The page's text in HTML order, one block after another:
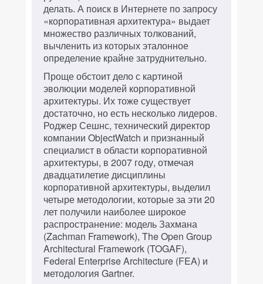
делать. А поиск в Интернете по запросу
«корпоративная архитектура» выдает
множество различных толкований,
вычленить из которых эталонное
определение крайне затруднительно.
Проще обстоит дело с картиной
эволюции моделей корпоративной
архитектуры. Их тоже существует
достаточно, но есть несколько лидеров.
Роджер Сешнс, технический директор
компании ObjectWatch и признанный
специалист в области корпоративной
архитектуры, в 2007 году, отмечая
двадцатилетие дисциплины
корпоративной архитектуры, выделил
четыре методологии, которые за эти 20
лет получили наиболее широкое
распространение: модель Захмана
(Zachman Framework), The Open Group
Architectural Framework (TOGAF),
Federal Enterprise Architecture (FEA) и
методология Gartner.